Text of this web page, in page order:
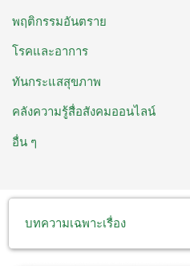
พฤติกรรมอันตราย
โรคและอาการ
ทันกระแสสุขภาพ
คลังความรู้สื่อสังคมออนไลน์
อื่น ๆ
บทความเฉพาะเรื่อง